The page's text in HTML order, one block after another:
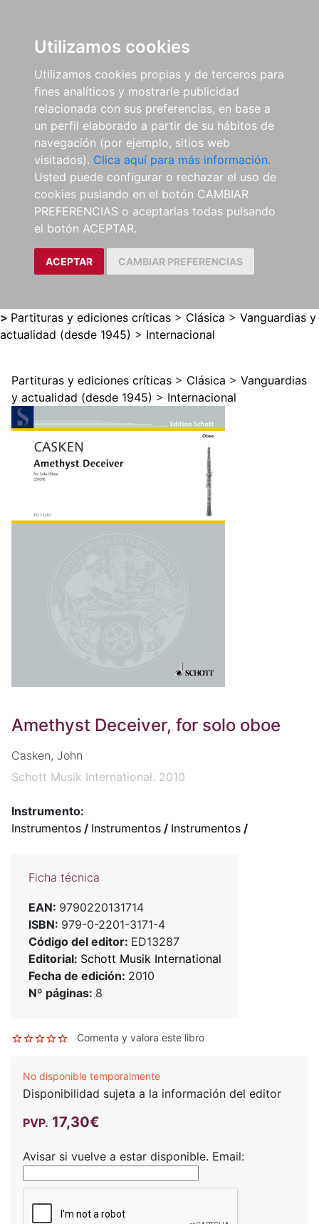
Utilizamos cookies
Utilizamos cookies propias y de terceros para
fines analíticos y mostrarle publicidad
relacionada con sus preferencias, en base a
un perfil elaborado a partir de su hábitos de
navegación (por ejemplo, sitios web
visitados). Clica aquí para más información.
Usted puede configurar o rechazar el uso de
cookies puslando en el botón CAMBIAR
PREFERENCIAS o aceptarlas todas pulsando
el botón ACEPTAR.
ACEPTAR CAMBIAR PREFERENCIAS
> Partituras y ediciones críticas > Clásica > Vanguardias y
actualidad (desde 1945) > Internacional
Partituras y ediciones críticas > Clásica > Vanguardias
y actualidad (desde 1945) > Internacional
Amethyst Deceiver, for solo oboe
Casken, John
Schott Musik International. 2010
Instrumento:
Instrumentos / Instrumentos / Instrumentos /
Ficha técnica
EAN: 9790220131714
ISBN: 979-0-2201-3171-4
Código del editor: ED13287
Editorial: Schott Musik International
Fecha de edición: 2010
Nº páginas: 8
Comenta y valora este libro
No disponible temporalmente
Disponibilidad sujeta a la información del editor
PVP. 17,30€
Avisar si vuelve a estar disponible. Email: